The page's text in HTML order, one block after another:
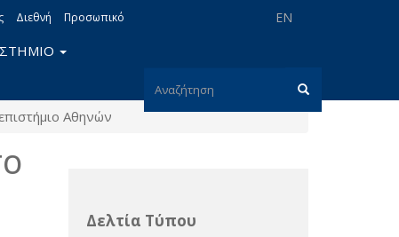
EN
Διεθνή Προσωπικό
Φόρμα
Αθηνών
Δελτία Τύπου